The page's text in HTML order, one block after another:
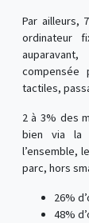
Par ailleurs,
ordinateur
compensée
tactiles,
2 à 3% des
bien via la
l’ensemble,
parc, hors
26%
48%